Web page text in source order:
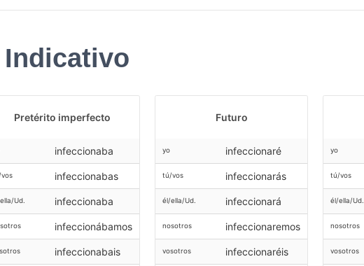
Indicativo
Pretérito imperfecto
infeccionaba
infeccionabas
Ud. infeccionaba
infeccionábamos
infeccionabais
Futuro
yo infeccionaré
tú/vos infeccionarás
él/ella/Ud. infeccionará
nosotros infeccionaremos
vosotros infeccionaréis
yo
tú/vos
él/ella/Ud.
nosotros
vosotros